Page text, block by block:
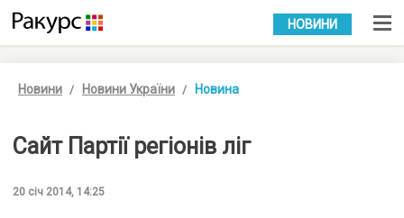
УКР РУС
НОВИНИ
Новини Новини України Новина
Сайт Партії регіонів ліг
20 січ 2014, 14:25